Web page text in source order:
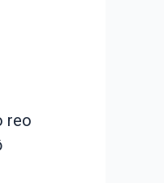
reo